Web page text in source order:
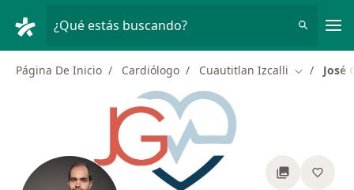
¿Qué estás buscando?
Página De Inicio Cardiólogo Cuautitlan Izcalli Cambiar
José